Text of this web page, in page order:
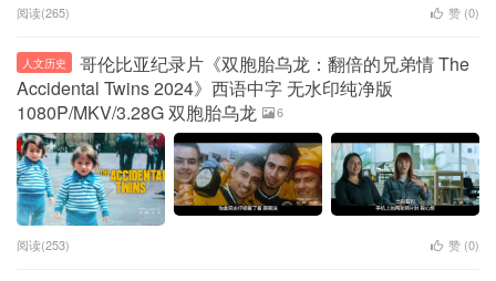
阅读(265) 赞 (0)
人文历史
哥伦比亚纪录片《双胞胎乌龙：翻倍的兄弟情 The
Accidental Twins 2024》西语中字 无水印纯净版
1080P/MKV/3.28G 双胞胎乌龙
6
阅读(253) 赞 (0)